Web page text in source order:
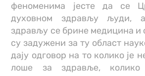
феноменима јесте да се
духовном здрављу људи,
здрављу се брине медицина и
су задужени за ту област
дају одговор на то колико је
лоше за здравље,